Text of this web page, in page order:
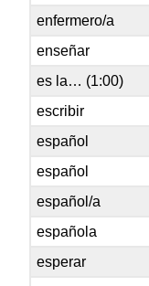
enfermero/a
enseñar
es la… (1:00)
escribir
español
español
español/a
española
esperar